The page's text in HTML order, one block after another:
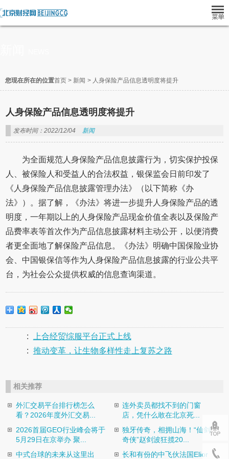
您现在所在的位置首页 > 新闻 > 人身保险产品信息透明度将提升
人身保险产品信息透明度将提升
发布时间：2022/12/04 新闻
为全面规范人身保险产品信息披露行为，切实保护投保
人、被保险人和受益人的合法权益，银保监会日前印发了
《人身保险产品信息披露管理办法》（以下简称《办
法》）。据了解，《办法》将进一步提升人身保险产品的透
明度，一年期以上的人身保险产品现金价值全表以及保险产
品费率表等首次作为产品信息披露材料主动公开，以便消费
者更全面地了解保险产品信息。《办法》明确中国保险业协
会、中国银保信等作为人身保险产品信息披露的行业公共平
台，为社会公众提供权威的信息查询渠道。
:
上合经贸综服平台正式上线
: 推动变革，让生物多样性走上复苏之路
相关推荐
外汇交易平台排行榜怎么
看？2026年度外汇交易...
连外卖员都找不到的门窗
店，凭什么敢在北京死...
2026首届GEO行业峰会将于
5月29日在京举办 聚...
独牙传奇，相拥山海！“仙剑
奇侠”赵剑波狂揽20...
中式台球的未来从这里出
长和有份的中飞伙法国Elior